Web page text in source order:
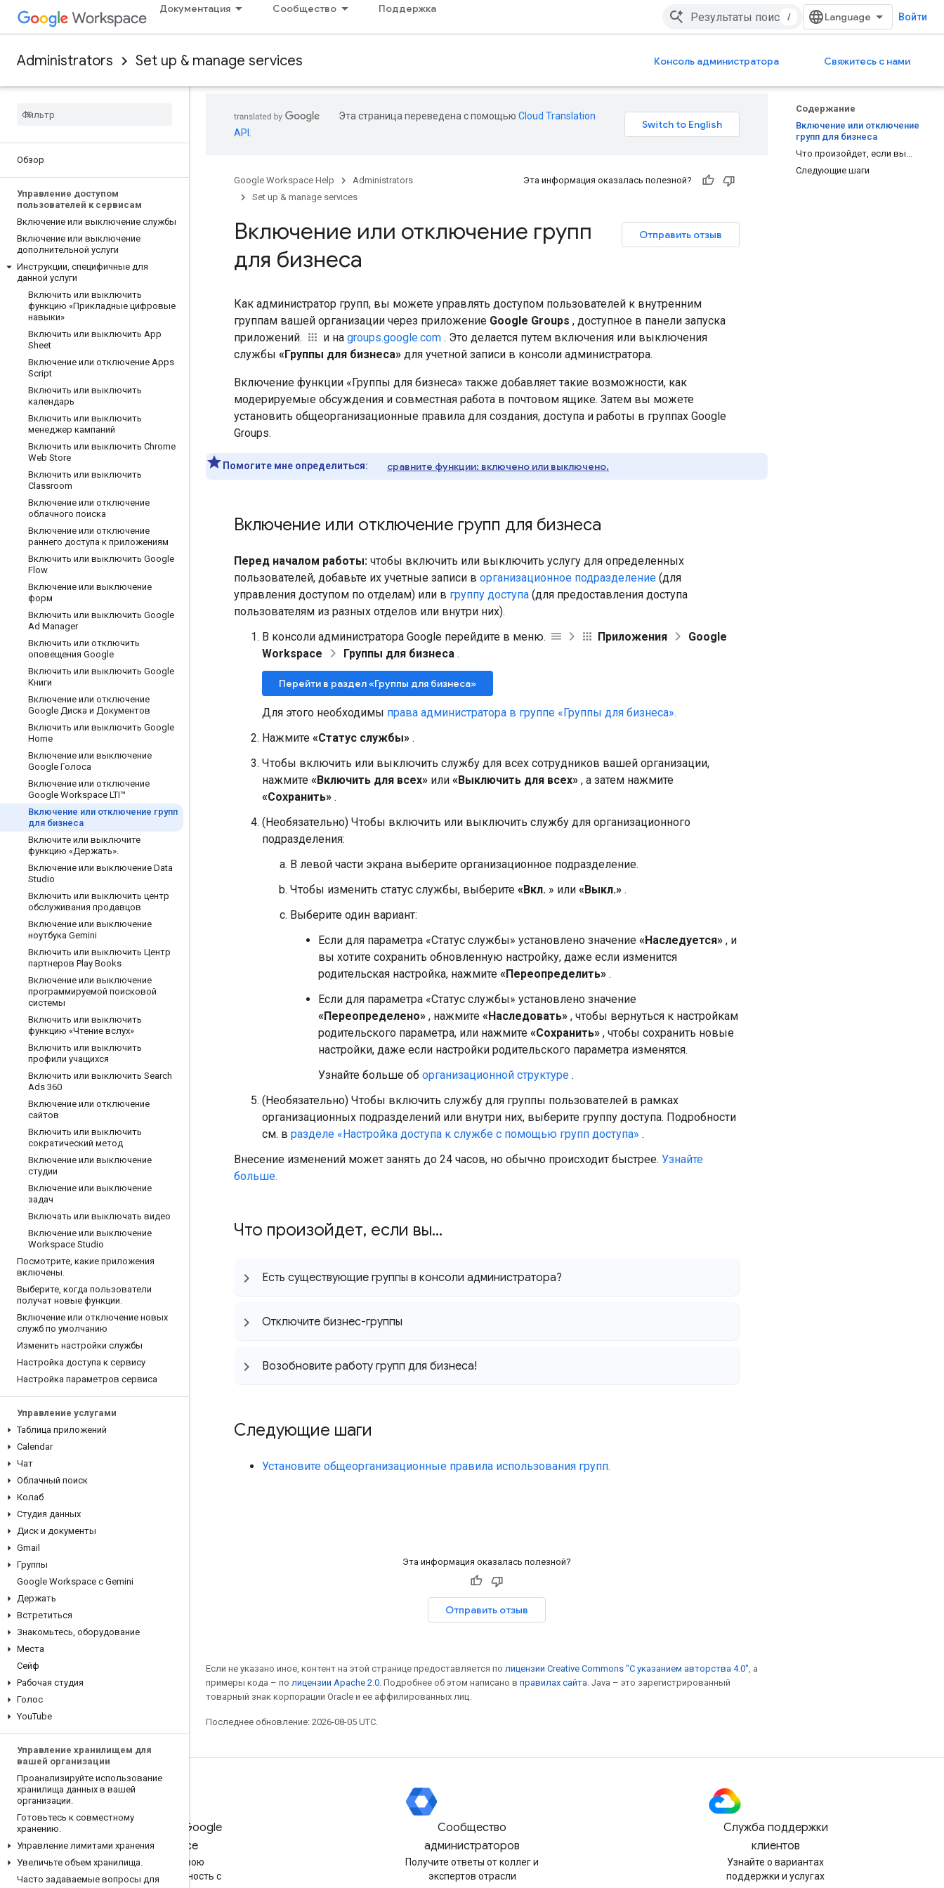
Документация Сообщество Поддержка
/ Войти
Administrators Set up & manage services Консоль администратора Свяжитесь с нами
Обзор
Управление доступом
пользователей к сервисам
Включение или выключение службы
Включение или выключение
дополнительной услуги
Инструкции, специфичные для
данной услуги
Включить или выключить
функцию «Прикладные цифровые
навыки»
Включить или выключить App
Sheet
Включение или отключение Apps
Script
Включить или выключить
календарь
Включить или выключить
менеджер кампаний
Включить или выключить Chrome
Web Store
Включить или выключить
Classroom
Включение или отключение
облачного поиска
Включение или отключение
раннего доступа к приложениям
Включить или выключить Google
Flow
Включение или выключение
форм
Включить или выключить Google
Ad Manager
Включить или отключить
оповещения Google
Включить или выключить Google
Книги
Включение или отключение
Google Диска и Документов
Включить или выключить Google
Home
Включение или выключение
Google Голоса
Включение или отключение
Google Workspace LTI™
Включение или отключение групп
для бизнеса
Включите или выключите
функцию «Держать».
Включение или выключение Data
Studio
Включить или выключить центр
обслуживания продавцов
Включение или выключение
ноутбука Gemini
Включить или выключить Центр
партнеров Play Books
Включение или выключение
программируемой поисковой
системы
Включить или выключить
функцию «Чтение вслух»
Включить или выключить
профили учащихся
Включить или выключить Search
Ads 360
Включение или отключение
сайтов
Включить или выключить
сократический метод
Включение или выключение
студии
Включение или выключение
задач
Включать или выключать видео
Включение или выключение
Workspace Studio
Посмотрите, какие приложения
включены.
Выберите, когда пользователи
получат новые функции.
Включение или отключение новых
служб по умолчанию
Изменить настройки службы
Настройка доступа к сервису
Настройка параметров сервиса
Управление услугами
Таблица приложений
Calendar
Чат
Облачный поиск
Колаб
Студия данных
Диск и документы
Gmail
Группы
Google Workspace с Gemini
Держать
Встретиться
Знакомьтесь, оборудование
Места
Сейф
Рабочая студия
Голос
YouTube
Управление хранилищем для
вашей организации
Проанализируйте использование
хранилища данных в вашей
организации.
Готовьтесь к совместному
хранению.
Управление лимитами хранения
Увеличьте объем хранилища.
Часто задаваемые вопросы для
Содержание
Включение или отключение
групп для бизнеса
Что произойдет, если вы...
Следующие шаги
Эта страница переведена с помощью Cloud Translation
API
Google Workspace Help
Administrators
Set up & manage services
Эта информация оказалась полезной?
Отправить отзыв
Включение или отключение групп
для бизнеса
Как администратор групп, вы можете управлять доступом пользователей к внутренним
группам вашей организации через приложение Google Groups , доступное в панели запуска
приложений.
и на groups.google.com . Это делается путем включения или выключения
службы «Группы для бизнеса» для учетной записи в консоли администратора.
Включение функции «Группы для бизнеса» также добавляет такие возможности, как
модерируемые обсуждения и совместная работа в почтовом ящике. Затем вы можете
установить общеорганизационные правила для создания, доступа и работы в группах Google
Groups.
Помогите мне определиться: сравните функции: включено или выключено.
Включение или отключение групп для бизнеса
Перед началом работы: чтобы включить или выключить услугу для определенных
пользователей, добавьте их учетные записи в организационное подразделение (для
управления доступом по отделам) или в группу доступа (для предоставления доступа
пользователям из разных отделов или внутри них).
В консоли администратора Google перейдите в меню.
Приложения
Google
Workspace
Группы для бизнеса .
Перейти в раздел «Группы для бизнеса»
Для этого необходимы права администратора в группе «Группы для бизнеса».
Нажмите «Статус службы» .
Чтобы включить или выключить службу для всех сотрудников вашей организации,
нажмите «Включить для всех» или «Выключить для всех» , а затем нажмите
«Сохранить» .
(Необязательно) Чтобы включить или выключить службу для организационного
подразделения:
В левой части экрана выберите организационное подразделение.
Чтобы изменить статус службы, выберите «Вкл. » или «Выкл.» .
Выберите один вариант:
Если для параметра «Статус службы» установлено значение «Наследуется» , и
вы хотите сохранить обновленную настройку, даже если изменится
родительская настройка, нажмите «Переопределить» .
Если для параметра «Статус службы» установлено значение
«Переопределено» , нажмите «Наследовать» , чтобы вернуться к настройкам
родительского параметра, или нажмите «Сохранить» , чтобы сохранить новые
настройки, даже если настройки родительского параметра изменятся.
Узнайте больше об организационной структуре .
(Необязательно) Чтобы включить службу для группы пользователей в рамках
организационных подразделений или внутри них, выберите группу доступа. Подробности
см. в разделе «Настройка доступа к службе с помощью групп доступа» .
Внесение изменений может занять до 24 часов, но обычно происходит быстрее. Узнайте
больше.
Что произойдет, если вы...
Есть существующие группы в консоли администратора?
Отключите бизнес-группы
Возобновите работу групп для бизнеса!
Следующие шаги
Установите общеорганизационные правила использования групп.
Эта информация оказалась полезной?
Отправить отзыв
Если не указано иное, контент на этой странице предоставляется по лицензии Creative Commons "С указанием авторства 4.0", а
примеры кода – по лицензии Apache 2.0. Подробнее об этом написано в правилах сайта. Java – это зарегистрированный
товарный знак корпорации Oracle и ее аффилированных лиц.
Последнее обновление: 2026-08-05 UTC.
Попробуйте Google
Workspace
Повысьте свою
производительность с
Сообщество
администраторов
Получите ответы от коллег и
экспертов отрасли
Служба поддержки
клиентов
Узнайте о вариантах
поддержки и услугах